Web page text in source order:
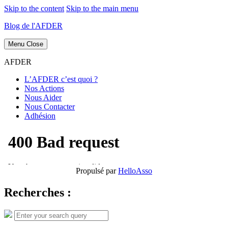
Skip to the content Skip to the main menu
Blog de l'AFDER
Menu Close
AFDER
L’AFDER c’est quoi ?
Nos Actions
Nous Aider
Nous Contacter
Adhésion
Propulsé parHelloAsso
Recherches :
Search
for:
Search